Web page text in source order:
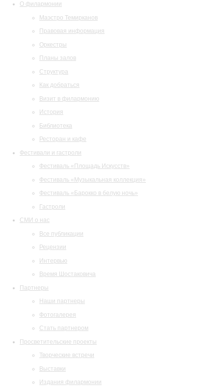
О филармонии
Маэстро Темирканов
Правовая информация
Оркестры
Планы залов
Структура
Как добраться
Визит в филармонию
История
Библиотека
Ресторан и кафе
Фестивали и гастроли
Фестиваль «Площадь Искусств»
Фестиваль «Музыкальная коллекция»
Фестиваль «Барокко в белую ночь»
Гастроли
СМИ о нас
Все публикации
Рецензии
Интервью
Время Шостаковича
Партнеры
Наши партнеры
Фотогалерея
Стать партнером
Просветительские проекты
Творческие встречи
Выставки
Издания филармонии